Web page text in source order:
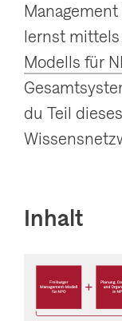
lernst mittels
Modells für
du Teil
Inhalt